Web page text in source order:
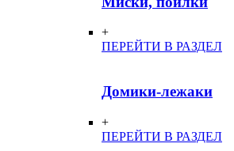
+
ПЕРЕЙТИ В РАЗДЕЛ
Домики-лежаки
+
ПЕРЕЙТИ В РАЗДЕЛ